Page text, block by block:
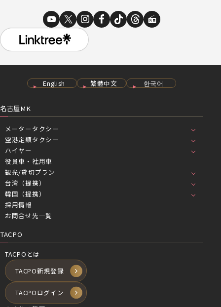
English 繁體中文 한국어
名古屋MK
メータータクシー
空港定額タクシー
ハイヤー
役員車・社用車
観光/貸切プラン
台湾（提携）
韓国（提携）
採用情報
お問合せ先一覧
TACPO
TACPOとは
TACPO新規登録
TACPOログイン